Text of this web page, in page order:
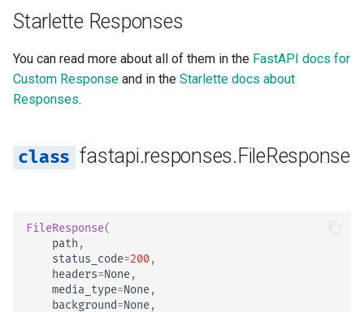
Starlette Responses
You can read more about all of them in the FastAPI docs for
Custom Response and in the Starlette docs about
Responses.
fastapi.responses.FileResponse
FileResponse(
path ,
status_code=200,
headers=None,
media_type=None,
background=None,